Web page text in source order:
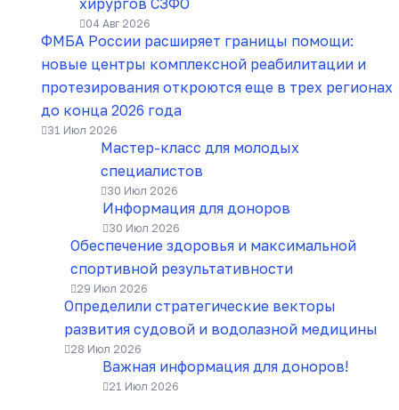
хирургов СЗФО
04 Авг 2026
ФМБА России расширяет границы помощи:
новые центры комплексной реабилитации и
протезирования откроются еще в трех регионах
до конца 2026 года
31 Июл 2026
Мастер-класс для молодых
специалистов
30 Июл 2026
Информация для доноров
30 Июл 2026
Обеспечение здоровья и максимальной
спортивной результативности
29 Июл 2026
Определили стратегические векторы
развития судовой и водолазной медицины
28 Июл 2026
Важная информация для доноров!
21 Июл 2026